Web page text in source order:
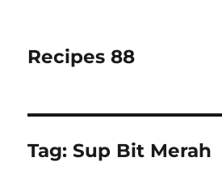
Recipes 88
Tag:Sup Bit Merah